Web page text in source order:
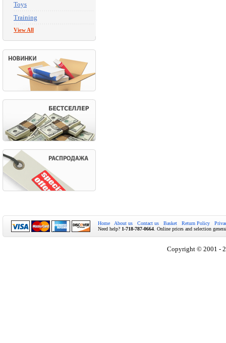
Toys
Training
View All
Home About us Contact us Basket Return Policy
Need help? 1-718-787-0664 . Online prices and selection
Copyright © 2001 -